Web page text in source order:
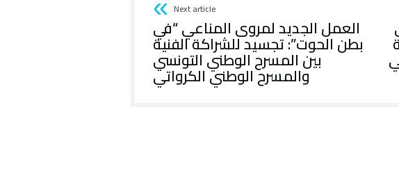
Next article
العمل الجديد لمروى المناعي “في
بطن الحوت”: تجسيد للشراكة الفنية
بين المسرح الوطني التونسي
والمسرح الوطني الكرواتي